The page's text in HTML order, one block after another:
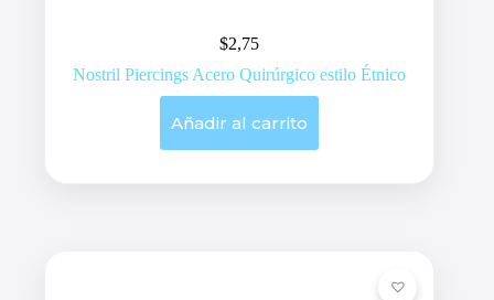
$2,75
Nostril Piercings Acero Quirúrgico estilo Étnico
Añadir al carrito